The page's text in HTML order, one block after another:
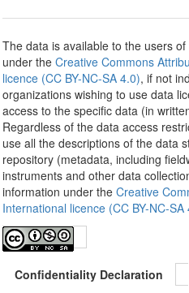
The data is available to the users
under the Creative Commons
licence (CC BY-NC-SA 4.0), if not
organizations wishing to use data
access to the specific data (in
Regardless of the data access
use all the descriptions of the data
repository (metadata, including
instruments and other data
information under the Creative
International licence (CC BY-NC-SA
Confidentiality Declaration